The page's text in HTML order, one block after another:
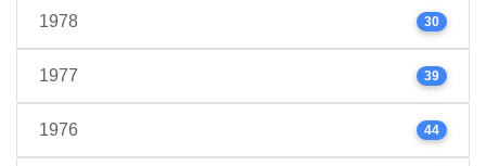
1978 30
1977 39
1976 44